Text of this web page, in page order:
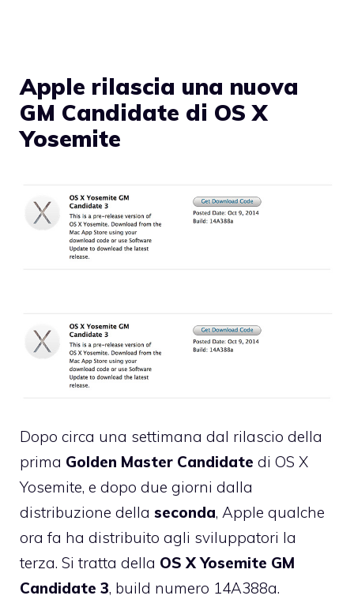
Apple rilascia una nuova
GM Candidate di OS X
Yosemite
Dopo circa una settimana dal rilascio della
prima Golden Master Candidate di OS X
Yosemite, e dopo due giorni dalla
distribuzione della seconda, Apple qualche
ora fa ha distribuito agli sviluppatori la
terza. Si tratta della OS X Yosemite GM
Candidate 3, build numero 14A388a.